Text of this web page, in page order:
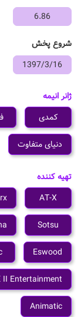
6.86
شروع پخش
1397/3/16
ژانر انیمه
کمدی
دنیای متفاوت
تهیه کننده
AT-X
Sotsu
Eswood
II Entertainment
Animatic